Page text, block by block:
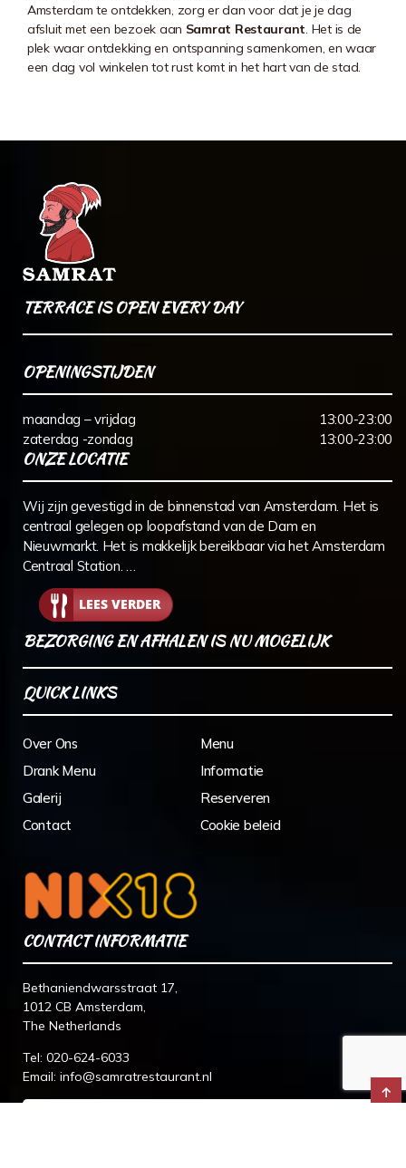
Amsterdam te ontdekken, zorg er dan voor dat je je dag
afsluit met een bezoek aan Samrat Restaurant. Het is de
plek waar ontdekking en ontspanning samenkomen, en waar
een dag vol winkelen tot rust komt in het hart van de stad.
TERRACE IS OPEN EVERY DAY
OPENINGSTIJDEN
maandag – vrijdag
13:00-23:00
zaterdag -zondag
13:00-23:00
ONZE LOCATIE
Wij zijn gevestigd in de binnenstad van Amsterdam. Het is
centraal gelegen op loopafstand van de Dam en
Nieuwmarkt. Het is makkelijk bereikbaar via het Amsterdam
Centraal Station. …
LEES VERDER
BEZORGING EN AFHALEN IS NU MOGELIJK
QUICK LINKS
Over Ons
Menu
Drank Menu
Informatie
Galerij
Reserveren
Contact
Cookie beleid
CONTACT INFORMATIE
Bethaniendwarsstraat 17,
1012 CB Amsterdam,
The Netherlands
Tel: 020-624-6033
Email: info@samratrestaurant.nl
↑